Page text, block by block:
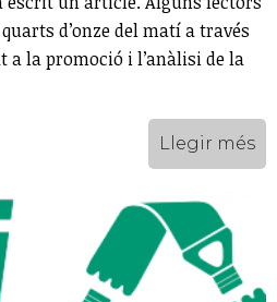
d’onze del matí a través
a la promoció i l’anàlisi de la
Llegir més